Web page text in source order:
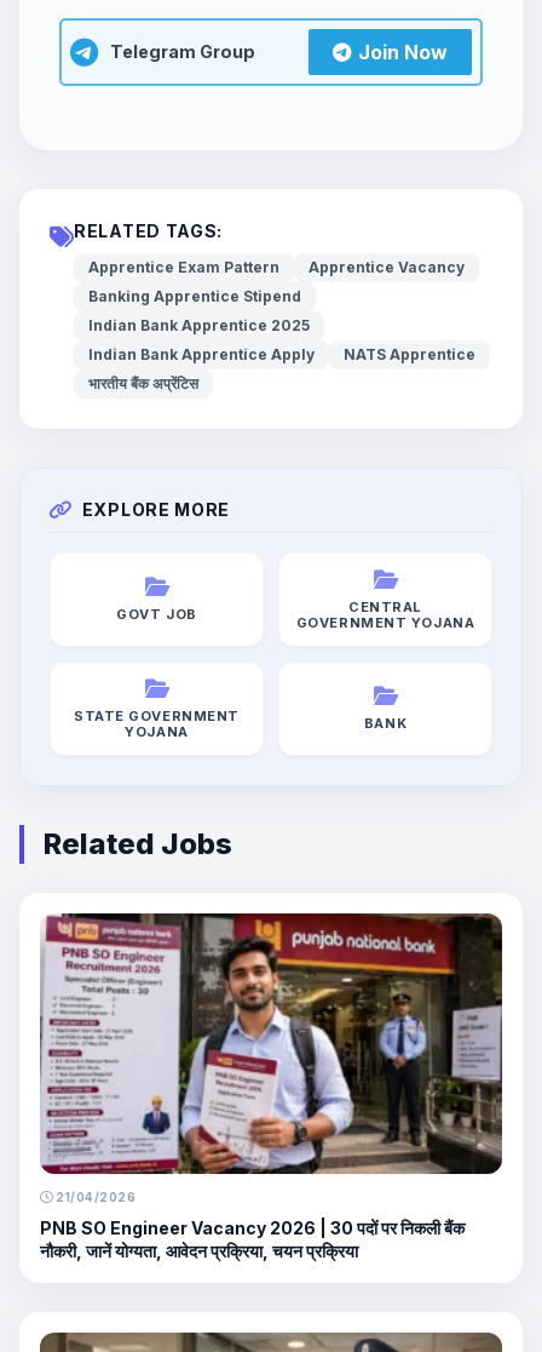
Telegram Group Join Now
RELATED TAGS:
Apprentice Exam Pattern
Apprentice Vacancy
Banking Apprentice Stipend
Indian Bank Apprentice 2025
Indian Bank Apprentice Apply
NATS Apprentice
भारतीय बैंक अप्रेंटिस
EXPLORE MORE
GOVT JOB
CENTRAL
GOVERNMENT YOJANA
STATE GOVERNMENT
YOJANA
BANK
Related Jobs
21/04/2026
PNB SO Engineer Vacancy 2026 | 30 पदों पर निकली बैंक
नौकरी, जानें योग्यता, आवेदन प्रक्रिया, चयन प्रक्रिया